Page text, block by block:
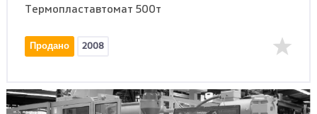
Термопластавтомат 500т
Продано 2008